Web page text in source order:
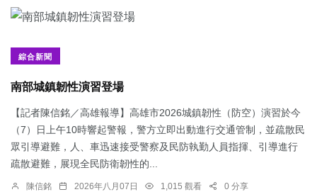
綜合新聞
南部城鎮韌性演習登場
【記者陳信銘／高雄報導】高雄市2026城鎮韌性（防空）演習於今
（7）日上午10時響起警報，警方立即出動進行交通管制，並疏散民
眾引導避難，人、車迅速接受警察及民防執勤人員指揮、引導進行
疏散避難，展現全民防衛韌性的...
陳信銘 2026年八月07日 1,015 觀看 0 分享